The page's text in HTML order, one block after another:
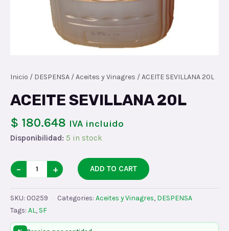
Inicio / DESPENSA /Aceites y Vinagres / ACEITE SEVILLANA 20L
ACEITE SEVILLANA 20L
$ 180.648 IVA incluido
Disponibilidad: 5 in stock
ACEITE
SEVILLANA
20L
quantity
− + ADD TO CART
SKU: 00259 Categories: Aceites y Vinagres, DESPENSA
Tags: AL, SF